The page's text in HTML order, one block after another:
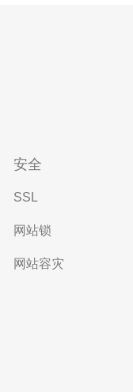
安全
SSL
网站锁
网站容灾